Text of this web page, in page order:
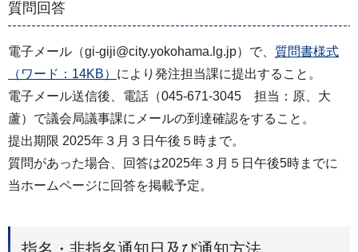
質問回答
電子メール（gi-giji@city.yokohama.lg.jp）で、 質問書様式
（ワード：14KB） により発注担当課に提出すること。
電子メール送信後、電話（045-671-3045 担当：原、大
蘆）で議会局議事課にメールの到達確認をすること。
提出期限 2025年３月３日午後５時まで。
質問があった場合、回答は2025年３月５日午後5時までに
当ホームページに回答を掲載予定。